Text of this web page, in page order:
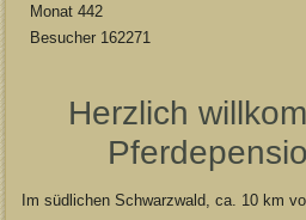
Monat442
Besucher 162271
Herzlich
Im südlichen Schwarzwald, ca. 10 km